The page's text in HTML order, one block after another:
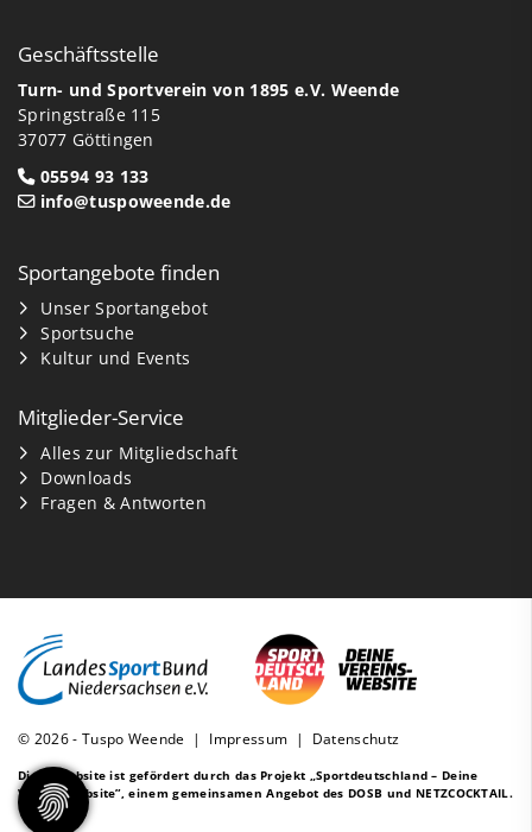
Geschäftsstelle
Turn- und Sportverein von 1895 e.V. Weende
Springstraße 115
37077 Göttingen
05594 93 133
info@tuspoweende.de
Sportangebote finden
Unser Sportangebot
Sportsuche
Kultur und Events
Mitglieder-Service
Alles zur Mitgliedschaft
Downloads
Fragen & Antworten
© 2026 - Tuspo Weende | Impressum | Datenschutz
Diese Website ist gefördert durch das Projekt „Sportdeutschland – Deine
Vereinswebsite”, einem gemeinsamen Angebot des DOSB und NETZCOCKTAIL.